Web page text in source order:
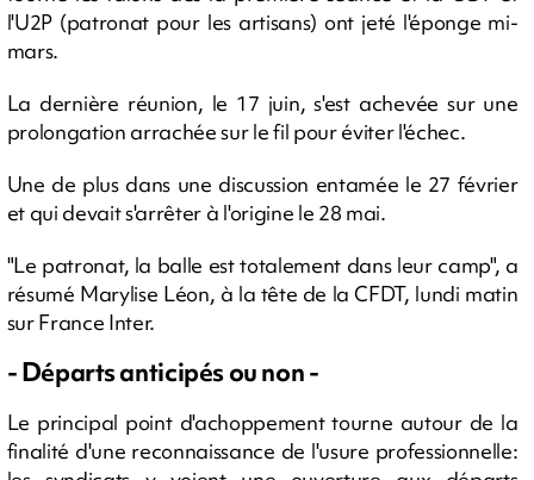
l'U2P (patronat pour les artisans) ont jeté l'éponge mi-
mars.
La dernière réunion, le 17 juin, s'est achevée sur une
prolongation arrachée sur le fil pour éviter l'échec.
Une de plus dans une discussion entamée le 27 février
et qui devait s'arrêter à l'origine le 28 mai.
"Le patronat, la balle est totalement dans leur camp", a
résumé Marylise Léon, à la tête de la CFDT, lundi matin
sur France Inter.
- Départs anticipés ou non -
Le principal point d'achoppement tourne autour de la
finalité d'une reconnaissance de l'usure professionnelle: